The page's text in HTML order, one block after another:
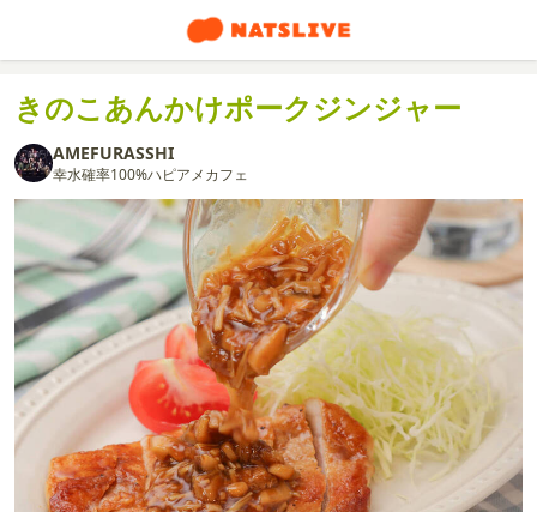
きのこあんかけポークジンジャー
AMEFURASSHI
幸水確率100%ハピアメカフェ